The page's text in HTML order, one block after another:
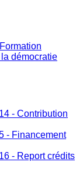
démocratie
- Contribution
- Financement
- Report crédits